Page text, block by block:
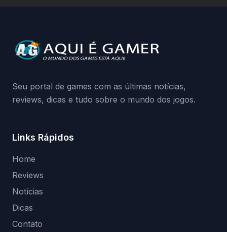
da Playground: negação do preload,
medidas contra acessos não autorizados
Seu portal de games com as últimas notícias,
reviews, dicas e tudo sobre o mundo dos jogos.
Links Rápidos
Home
Reviews
Notícias
Dicas
Contato